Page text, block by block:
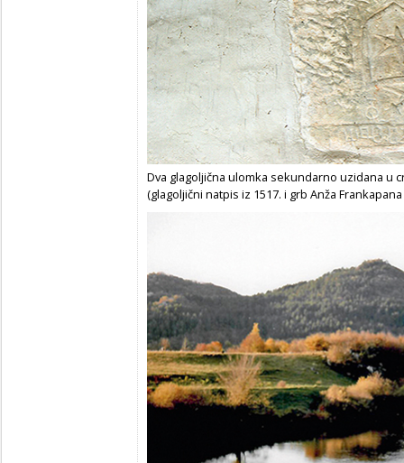
Dva glagoljična ulomka sekundarno uzidana u
(glagoljični natpis iz 1517. i grb Anža